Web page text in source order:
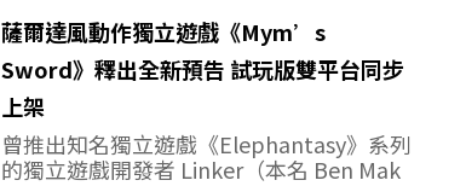
薩爾達風動作獨立遊戲《Mym’s
Sword》釋出全新預告 試玩版雙平台同步
上架
曾推出知名獨立遊戲《Elephantasy》系列
的獨立遊戲開發者 Linker（本名 Ben Mak